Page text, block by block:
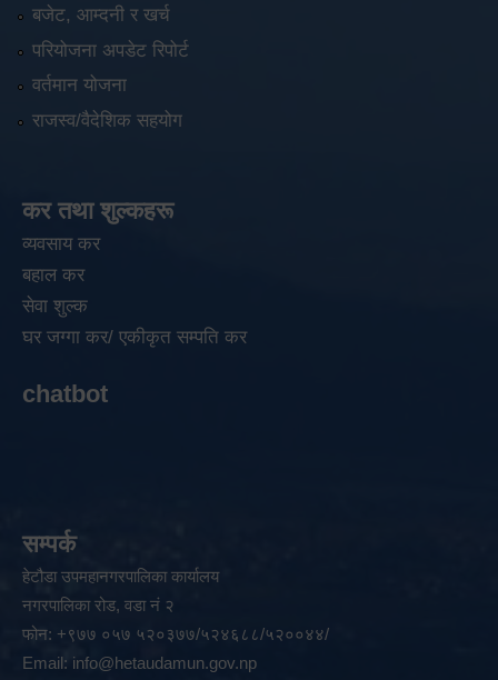
बजेट, आम्दनी र खर्च
परियोजना अपडेट रिपोर्ट
वर्तमान योजना
राजस्व/वैदेशिक सहयोग
कर तथा शुल्कहरू
व्यवसाय कर
बहाल कर
सेवा शुल्क
घर जग्गा कर/ एकीकृत सम्पति कर
chatbot
सम्पर्क
हेटौडा उपमहानगरपालिका कार्यालय
नगरपालिका रोड, वडा नं २
फोन: +९७७ ०५७ ५२०३७७/५२४६८८/५२००४४/
Email: info@hetaudamun.gov.np